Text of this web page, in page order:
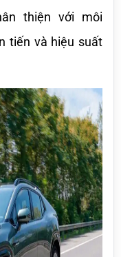
thiện với môi
tiến và hiệu suất